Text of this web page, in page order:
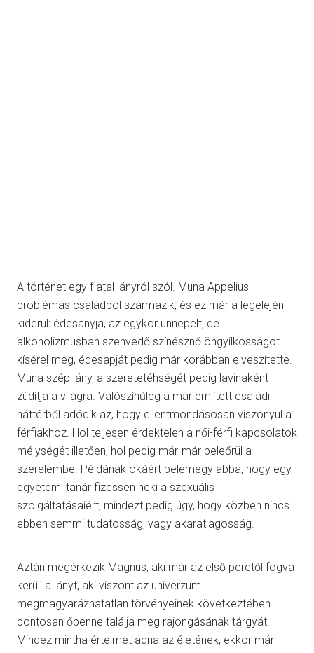
A történet egy fiatal lányról szól. Muna Appelius
problémás családból származik, és ez már a legelején
kiderül: édesanyja, az egykor ünnepelt, de
alkoholizmusban szenvedő színésznő öngyilkosságot
kísérel meg, édesapját pedig már korábban elveszítette.
Muna szép lány, a szeretetéhségét pedig lavinaként
zúdítja a világra. Valószínűleg a már említett családi
háttérből adódik az, hogy ellentmondásosan viszonyul a
férfiakhoz. Hol teljesen érdektelen a női-férfi kapcsolatok
mélységét illetően, hol pedig már-már beleőrül a
szerelembe. Példának okáért belemegy abba, hogy egy
egyetemi tanár fizessen neki a szexuális
szolgáltatásaiért, mindezt pedig úgy, hogy közben nincs
ebben semmi tudatosság, vagy akaratlagosság.
Aztán megérkezik Magnus, aki már az első perctől fogva
kerüli a lányt, aki viszont az univerzum
megmagyarázhatatlan törvényeinek következtében
pontosan őbenne találja meg rajongásának tárgyát.
Mindez mintha értelmet adna az életének; ekkor már